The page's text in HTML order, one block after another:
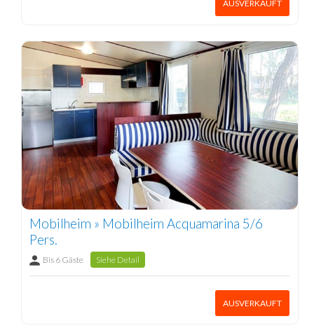
AUSVERKAUFT
Mobilheim » Mobilheim Acquamarina 5/6
Pers.
Bis 6 Gäste Siehe Detail
AUSVERKAUFT